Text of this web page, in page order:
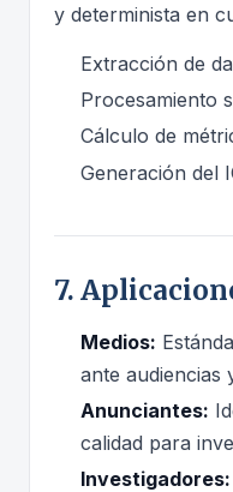
y determinista en
Extracción de
Procesamiento
Cálculo de
Generación del
7.
Medios:
ante audiencias
Anunciantes:
calidad para
Investigadores: